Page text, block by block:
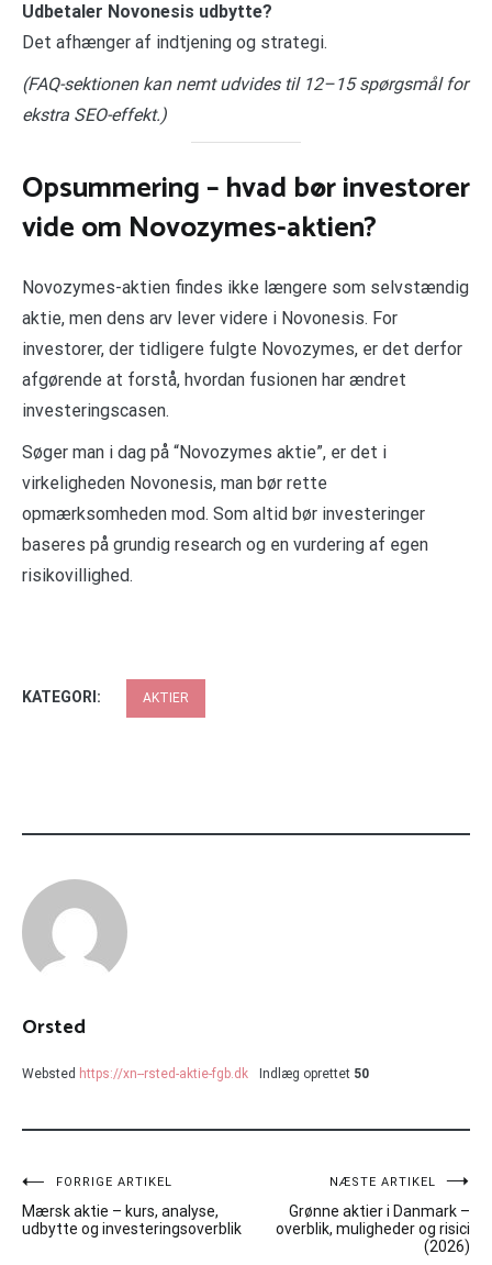
Udbetaler Novonesis udbytte?
Det afhænger af indtjening og strategi.
(FAQ-sektionen kan nemt udvides til 12–15 spørgsmål for
ekstra SEO-effekt.)
Opsummering – hvad bør investorer
vide om Novozymes-aktien?
Novozymes-aktien findes ikke længere som selvstændig
aktie, men dens arv lever videre i Novonesis. For
investorer, der tidligere fulgte Novozymes, er det derfor
afgørende at forstå, hvordan fusionen har ændret
investeringscasen.
Søger man i dag på “Novozymes aktie”, er det i
virkeligheden Novonesis, man bør rette
opmærksomheden mod. Som altid bør investeringer
baseres på grundig research og en vurdering af egen
risikovillighed.
KATEGORI: AKTIER
Orsted
Websted https://xn--rsted-aktie-fgb.dk Indlæg oprettet 50
Indlægsnavigation
FORRIGE ARTIKEL
Mærsk aktie – kurs, analyse,
udbytte og investeringsoverblik
NÆSTE ARTIKEL
Grønne aktier i Danmark –
overblik, muligheder og risici
(2026)